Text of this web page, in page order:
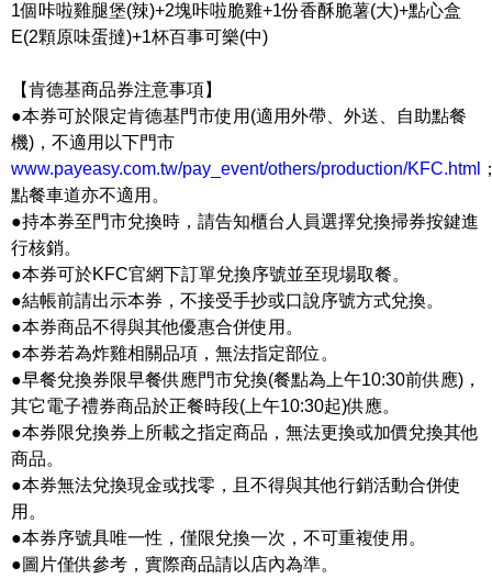
1個咔啦雞腿堡(辣)+2塊咔啦脆雞+1份香酥脆薯(大)+點心盒
E(2顆原味蛋撻)+1杯百事可樂(中)
【肯德基商品券注意事項】
●本券可於限定肯德基門市使用(適用外帶、外送、自助點餐
機)，不適用以下門市
www.payeasy.com.tw/pay_event/others/production/KFC.html
點餐車道亦不適用。
●持本券至門市兌換時，請告知櫃台人員選擇兌換掃券按鍵進
行核銷。
●本券可於KFC官網下訂單兌換序號並至現場取餐。
●結帳前請出示本券，不接受手抄或口說序號方式兌換。
●本券商品不得與其他優惠合併使用。
●本券若為炸雞相關品項，無法指定部位。
●早餐兌換券限早餐供應門市兌換(餐點為上午10:30前供應)，
其它電子禮券商品於正餐時段(上午10:30起)供應。
●本券限兌換券上所載之指定商品，無法更換或加價兌換其他
商品。
●本券無法兌換現金或找零，且不得與其他行銷活動合併使
用。
●本券序號具唯一性，僅限兌換一次，不可重複使用。
●圖片僅供參考，實際商品請以店內為準。